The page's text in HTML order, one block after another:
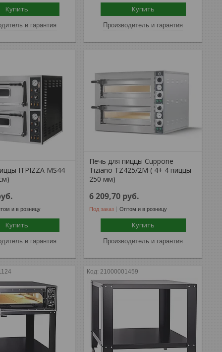
Купить
и гарантия
Купить
Производитель и гарантия
ITPIZZA MS44
и в розницу
Купить
и гарантия
Печь для пиццы Cuppone
Tiziano TZ425/2M ( 4+ 4 пиццы
250 мм)
6 209,70 руб.
Под заказ Оптом и в розницу
Купить
Производитель и гарантия
21000001459